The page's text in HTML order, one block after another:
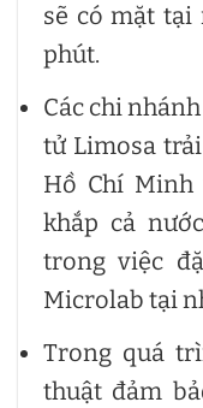
sẽ có mặt tại
phút.
Các chi
tử Limosa
Hồ Chí
khắp cả
trong việc
Microlab tại
Trong quá
thuật đảm